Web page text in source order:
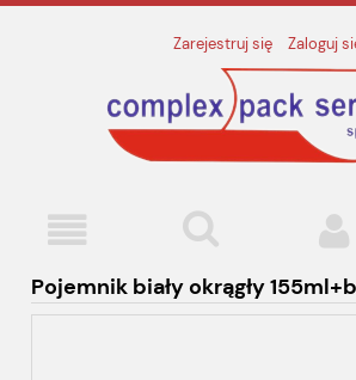
Zarejestruj się Zaloguj
Pojemnik biały okrągły